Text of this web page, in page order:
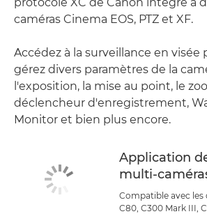
caméras Cinema EOS, PTZ et XF.
Accédez à la surveillance en visée
gérez divers paramètres de la
l'exposition, la mise au point, le
déclencheur d'enregistrement,
Monitor et bien plus encore.
Application
multi-
Compatible avec les
C80, C300 Mark III,